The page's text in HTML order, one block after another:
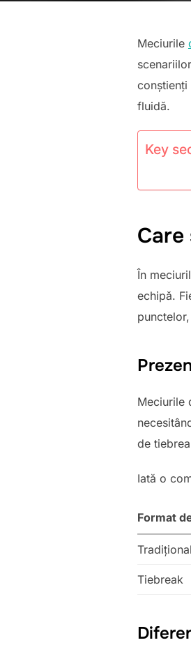
Meciurile
conștienți
fluidă.
Key
În
echipă.
Meciurile
de
Iată o
Format
Tradițional
Tiebreak